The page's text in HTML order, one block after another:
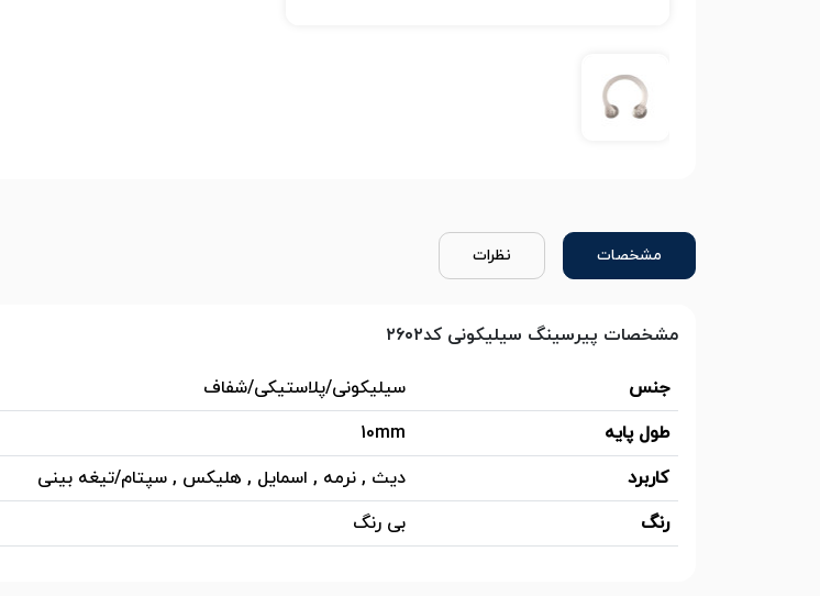
مشخصات نظرات
مشخصات پیرسینگ سیلیکونی کد۲۶۰۲
جنس
سیلیکونی/پلاستیکی/شفاف
طول پایه
10mm
کاربرد
دیث , نرمه , اسمایل , هلیکس , سپتام/تیغه بینی
رنگ
بی رنگ